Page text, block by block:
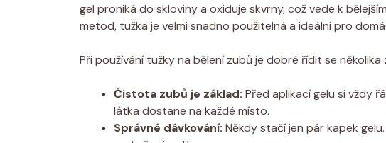
gel proniká do skloviny a oxiduje skvrny, což vede k
metod, tužka je velmi snadno použitelná a ideální pro
Při používání tužky na bělení zubů je dobré řídit se několika
Čistota zubů je základ: Před aplikací gelu si vždy
látka dostane na každé místo.
Správné dávkování: Někdy stačí jen pár kapek